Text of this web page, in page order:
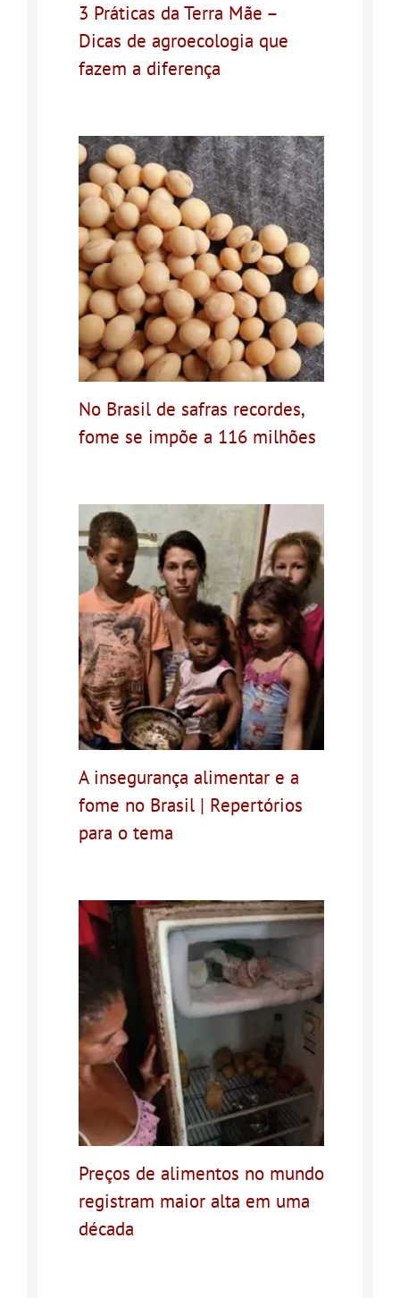
3 Práticas da Terra Mãe –
Dicas de agroecologia que
fazem a diferença
No Brasil de safras recordes,
fome se impõe a 116 milhões
A insegurança alimentar e a
fome no Brasil | Repertórios
para o tema
Preços de alimentos no mundo
registram maior alta em uma
década